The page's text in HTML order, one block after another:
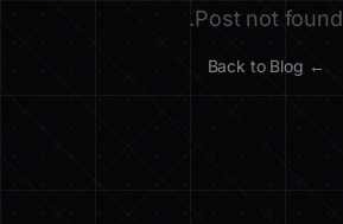
Post not found.
← Back to Blog